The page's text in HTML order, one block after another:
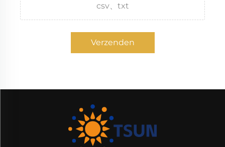
csv、txt
Verzenden